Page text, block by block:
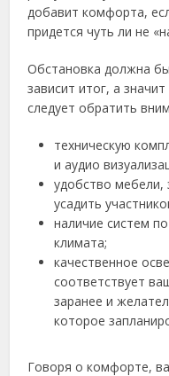
добавит комфорта,
придется чуть ли не
Обстановка должна
зависит итог, а
следует обратить
техническую
и аудио
удобство мебели,
усадить
наличие систем
климата;
качественное
соответствует
заранее и
которое
Говоря о комфорте,